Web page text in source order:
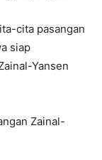
cita pasangan
siap
Yansen
Zainal-